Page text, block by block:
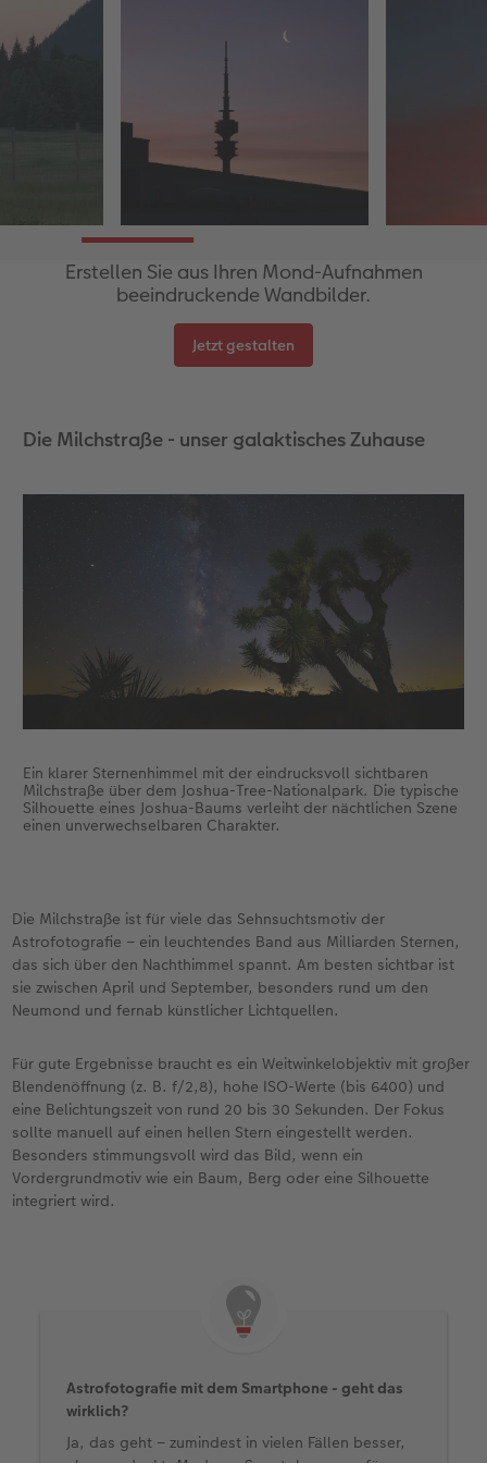
Erstellen Sie aus Ihren Mond-Aufnahmen
beeindruckende Wandbilder.
Jetzt gestalten
Die Milchstraße - unser galaktisches Zuhause
Ein klarer Sternenhimmel mit der eindrucksvoll sichtbaren
Milchstraße über dem Joshua-Tree-Nationalpark. Die typische
Silhouette eines Joshua-Baums verleiht der nächtlichen Szene
einen unverwechselbaren Charakter.
Die Milchstraße ist für viele das Sehnsuchtsmotiv der
Astrofotografie – ein leuchtendes Band aus Milliarden Sternen,
das sich über den Nachthimmel spannt. Am besten sichtbar ist
sie zwischen April und September, besonders rund um den
Neumond und fernab künstlicher Lichtquellen.
Für gute Ergebnisse braucht es ein Weitwinkelobjektiv mit großer
Blendenöffnung (z. B. f/2,8), hohe ISO-Werte (bis 6400) und
eine Belichtungszeit von rund 20 bis 30 Sekunden. Der Fokus
sollte manuell auf einen hellen Stern eingestellt werden.
Besonders stimmungsvoll wird das Bild, wenn ein
Vordergrundmotiv wie ein Baum, Berg oder eine Silhouette
integriert wird.
Astrofotografie mit dem Smartphone - geht das
wirklich?
Ja, das geht – zumindest in vielen Fällen besser,